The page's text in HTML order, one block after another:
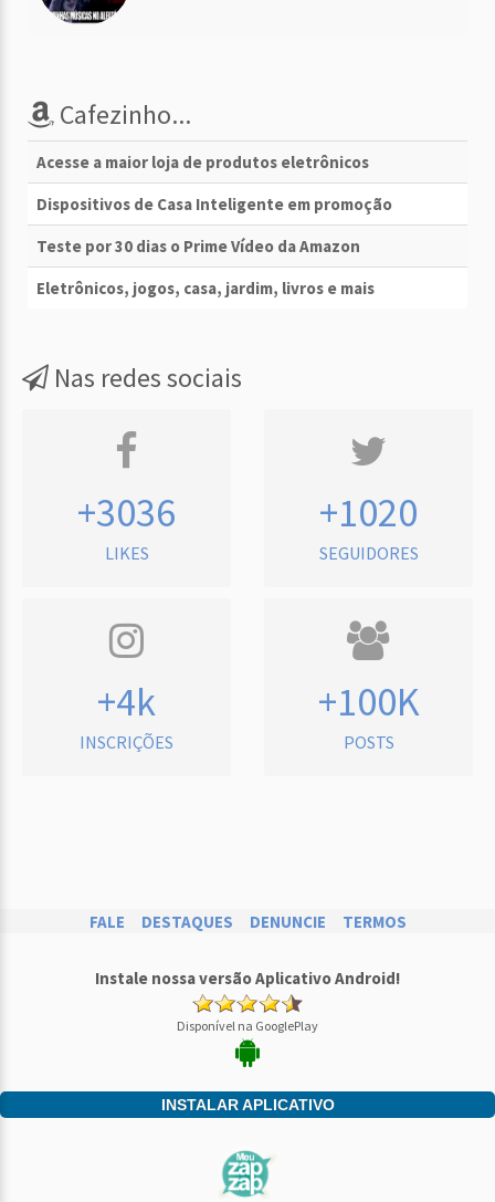
Cafezinho...
Acesse a maior loja de produtos eletrônicos
Dispositivos de Casa Inteligente em promoção
Teste por 30 dias o Prime Vídeo da Amazon
Eletrônicos, jogos, casa, jardim, livros e mais
Nas redes sociais
+3036
LIKES
+1020
SEGUIDORES
+4k
INSCRIÇÕES
+100K
POSTS
FALE DESTAQUES DENUNCIE TERMOS
Instale nossa versão Aplicativo Android!
Disponível na GooglePlay
INSTALAR APLICATIVO